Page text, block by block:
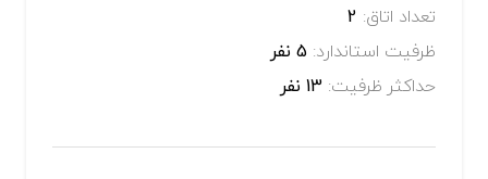
تعداد اتاق:
ظرفیت استاندارد:
حداکثر ظرفیت: